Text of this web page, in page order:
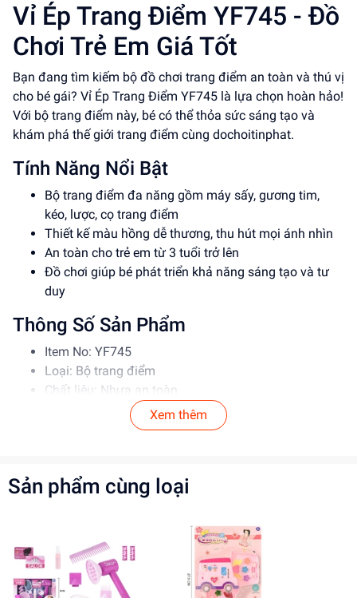
Vỉ Ép Trang Điểm YF745 - Đồ
Chơi Trẻ Em Giá Tốt
Bạn đang tìm kiếm bộ đồ chơi trang điểm an toàn và thú vị
cho bé gái? Vỉ Ép Trang Điểm YF745 là lựa chọn hoàn hảo!
Với bộ trang điểm này, bé có thể thỏa sức sáng tạo và
khám phá thế giới trang điểm cùng dochoitinphat.
Tính Năng Nổi Bật
Bộ trang điểm đa năng gồm máy sấy, gương tim,
kéo, lược, cọ trang điểm
Thiết kế màu hồng dễ thương, thu hút mọi ánh nhìn
An toàn cho trẻ em từ 3 tuổi trở lên
Đồ chơi giúp bé phát triển khả năng sáng tạo và tư
duy
Thông Số Sản Phẩm
Item No: YF745
Loại: Bộ trang điểm
Chất liệu: Nhựa an toàn
Độ tuổi phù hợp: Từ 3 tuổi trở lên
cách cẩn thận
Lưu ý: Phụ huynh cần giám sát khi bé sử dụng đồ
Lợi Ích Phát Triển
Xem thêm
Sản phẩm cùng loại